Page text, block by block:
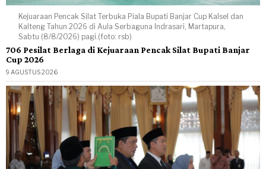
Kejuaraan Pencak Silat Terbuka Piala Bupati Banjar Cup Kalsel dan
Kalteng Tahun 2026 di Aula Serbaguna Indrasari, Martapura,
Sabtu (8/8/2026) pagi.(foto: rsb)
706 Pesilat Berlaga di Kejuaraan Pencak Silat Bupati Banjar
Cup 2026
9 AGUSTUS 2026